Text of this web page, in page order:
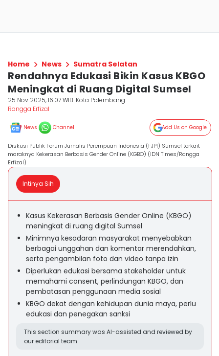
Home News Sumatra Selatan
Rendahnya Edukasi Bikin Kasus KBGO
Meningkat di Ruang Digital Sumsel
25 Nov 2025, 16:07 WIB Kota Palembang
Rangga Erfizal
News Channel Add Us on Google
Diskusi Publik Forum Jurnalis Perempuan Indonesia (FJPI) Sumsel terkait
maraknya Kekerasan Berbasis Gender Online (KGBO) (IDN Times/Rangga
Erfizal)
Intinya Sih
Kasus Kekerasan Berbasis Gender Online (KBGO)
meningkat di ruang digital Sumsel
Minimnya kesadaran masyarakat menyebabkan
berbagai unggahan dan komentar merendahkan,
serta pengambilan foto dan video tanpa izin
Diperlukan edukasi bersama stakeholder untuk
memahami consent, perlindungan KBGO, dan
pembatasan penggunaan media sosial
KBGO dekat dengan kehidupan dunia maya, perlu
edukasi dan penegakan sanksi
This section summary was AI-assisted and reviewed by
our editorial team.